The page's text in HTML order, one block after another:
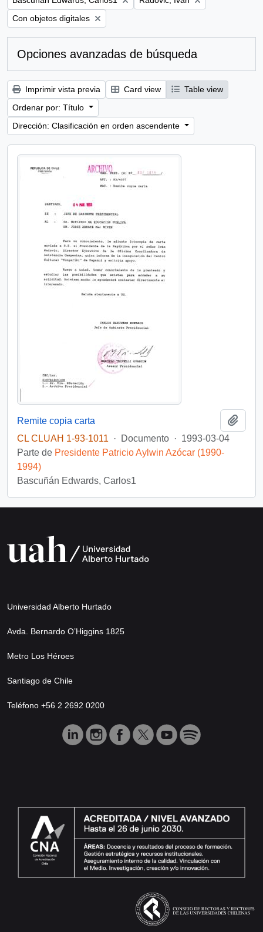
Remove filter:
Con objetos digitales
Opciones avanzadas de búsqueda
Imprimir vista previa Card view
Table view
Ordenar por: Título
Dirección: Clasificación en orden ascendente
Remite copia carta
CL CLUAH 1-93-1011
· Documento · 1993-03-04
Parte de Presidente Patricio Aylwin Azócar (1990-
1994)
Bascuñán Edwards, Carlos1
Universidad Alberto Hurtado
Avda. Bernardo O’Higgins 1825
Metro Los Héroes
Santiago de Chile
Teléfono +56 2 2692 0200